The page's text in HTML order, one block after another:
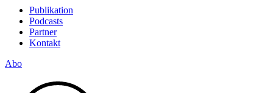
Publikation
Podcasts
Partner
Kontakt
Abo